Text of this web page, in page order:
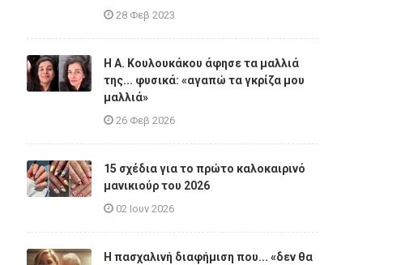
28 Φεβ 2023
Η A. Κουλουκάκου άφησε τα μαλλιά
της... φυσικά: «αγαπώ τα γκρίζα μου
μαλλιά»
26 Φεβ 2026
15 σχέδια για το πρώτο καλοκαιρινό
μανικιούρ του 2026
02 Ιουν 2026
Η πασχαλινή διαφήμιση που... «δεν θα